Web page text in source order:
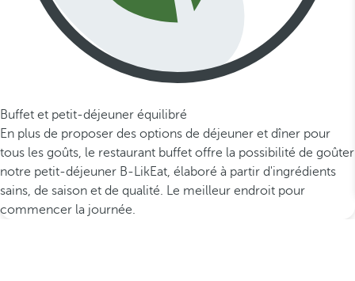
Buffet et petit-déjeuner équilibré
En plus de proposer des options de déjeuner et dîner pour
tous les goûts, le restaurant buffet offre la possibilité de goûter
notre petit-déjeuner B-LikEat, élaboré à partir d'ingrédients
sains, de saison et de qualité. Le meilleur endroit pour
commencer la journée.